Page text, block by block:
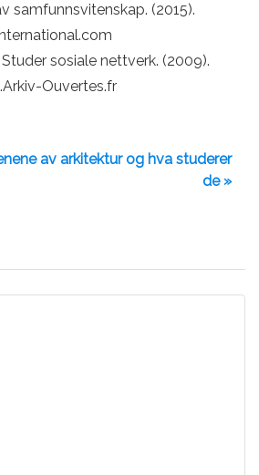
samfunnsvitenskap. (2015).
sosiale nettverk. (2009).
Ouvertes.fr
av arkitektur og hva studerer
de »